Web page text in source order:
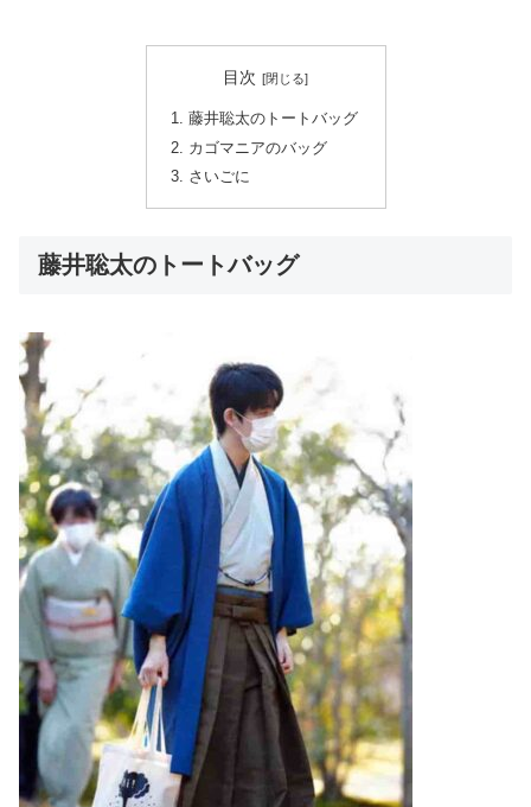
目次
藤井聡太のトートバッグ
カゴマニアのバッグ
さいごに
藤井聡太のトートバッグ